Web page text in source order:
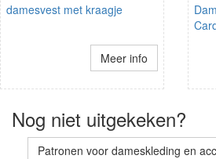
damesvest met kraagje
Meer info
Nog niet uitgekeken?
Patronen voor dameskleding en